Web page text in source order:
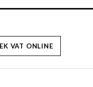
VAT ONLINE